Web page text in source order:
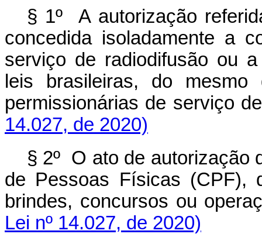
§ 1º A autorização
concedida isoladamente a
serviço de radiodifusão ou
leis brasileiras, do mesmo
permissionárias de serviço
14.027, de 2020)
§ 2º O ato de autorização
de Pessoas Físicas (CPF),
brindes, concursos ou
Lei nº 14.027, de 2020)